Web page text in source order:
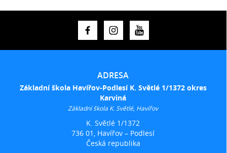
ADRESA
Základní škola Havířov-Podlesí K. Světlé 1/1372 okres
Karviná
Základní škola K. Světlé, Havířov
K. Světlé 1/1372
736 01, Havířov – Podlesí
Česká republika